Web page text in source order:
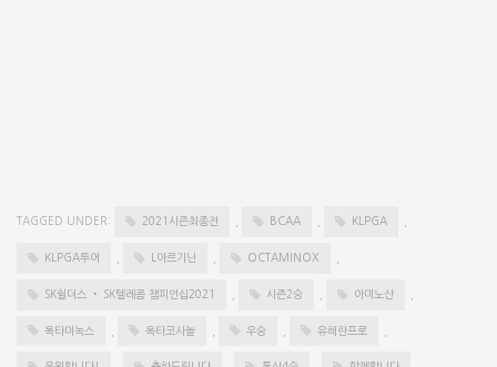
TAGGED UNDER: 2021시즌최종전 BCAA KLPGA
KLPGA투어 L아르기닌 OCTAMINOX
SK쉴더스 • SK텔레콤 챔피언십2021 시즌2승 아미노산
옥타미녹스 옥타코사놀 우승 유해란프로